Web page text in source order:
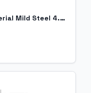
PT Threaded stud M4x8 Material Mild Steel 4.8 acc. EN ISO 13918